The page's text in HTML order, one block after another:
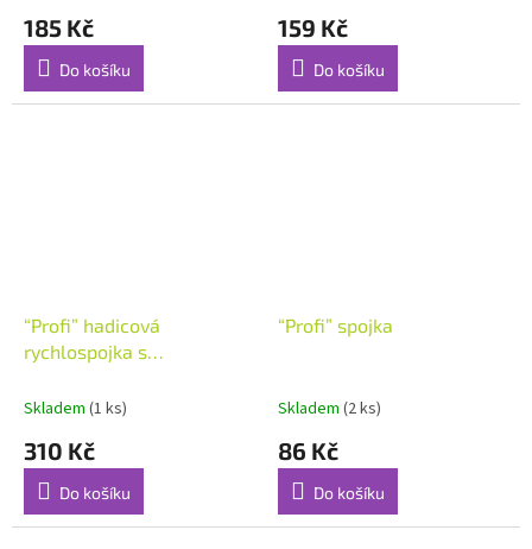
185 Kč
Do košíku
159 Kč
Do košíku
“Profi” hadicová
rychlospojka s
19 mm (3/4") 2819-20
Skladem (1 ks)
310 Kč
Do košíku
“Profi” spojka
Skladem (2 ks)
86 Kč
Do košíku